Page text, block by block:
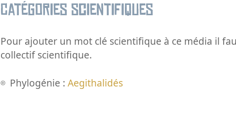
Catégories scientifiques
Pour ajouter un mot clé scientifique à ce média il
collectif scientifique.
Phylogénie :Aegithalidés